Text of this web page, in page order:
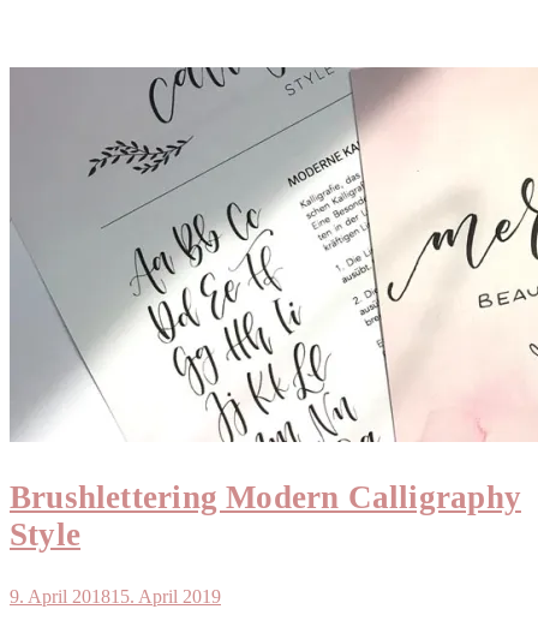
Brushlettering Modern Calligraphy
Style
9. April 201815. April 2019